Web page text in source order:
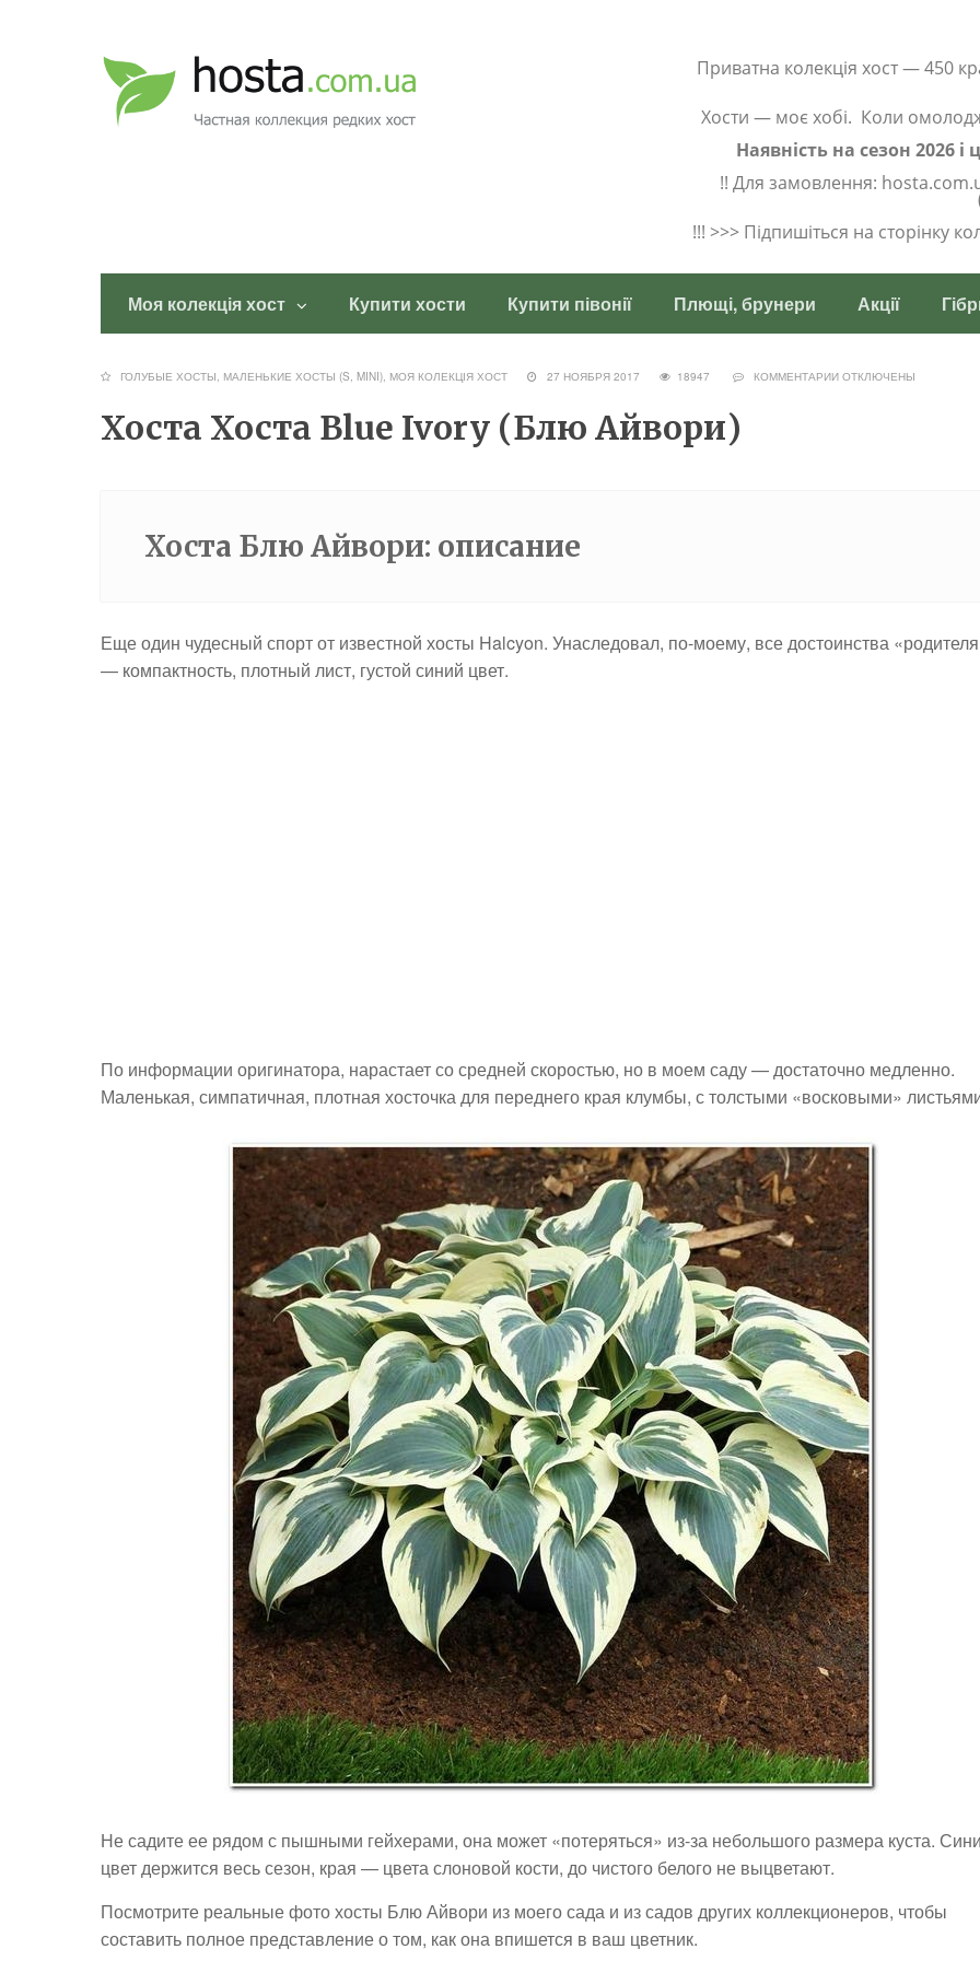
Приватна колекція хост — 450
Хости — моє хобі. Коли
Наявність на сезон 2026
!! Для замовлення:
!!! >>> Підпишіться на сторінку
Моя колекція хост Купити хости Купити півонії Плющі, брунери Акції
ГОЛУБЫЕ ХОСТЫ, МАЛЕНЬКИЕ ХОСТЫ (S, MINI), МОЯ КОЛЕКЦІЯ ХОСТ 27 НОЯБРЯ 2017 18947 КОММЕНТАРИИ ОТКЛЮЧЕНЫ
Хоста Хоста Blue Ivory (Блю Айвори)
Хоста Блю Айвори: описание
Еще один чудесный спорт от известной хосты Halcyon. Унаследовал, по-моему, все достоинства
— компактность, плотный лист, густой синий цвет.
По информации оригинатора, нарастает со средней скоростью, но в моем саду — достаточно медленно.
Маленькая, симпатичная, плотная хосточка для переднего края клумбы, с толстыми «восковыми»
Не садите ее рядом с пышными гейхерами, она может «потеряться» из-за небольшого размера куста.
цвет держится весь сезон, края — цвета слоновой кости, до чистого белого не выцветают.
Посмотрите реальные фото хосты Блю Айвори из моего сада и из садов других коллекционеров, чтобы
составить полное представление о том, как она впишется в ваш цветник.